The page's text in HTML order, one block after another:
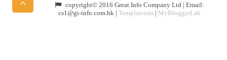
copyright© 2016 Great Info Company Ltd | Email:
cs1@gi-info.com.hk | Templateism | MyBloggerLab